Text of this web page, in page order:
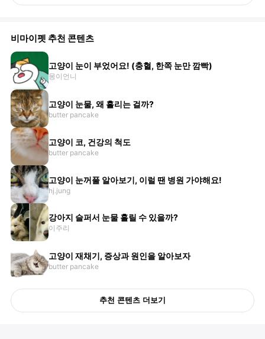
비마이펫 추천 콘텐츠
고양이 눈이 부었어요! (충혈, 한쪽 눈만 깜빡)
몽이언니
고양이 눈물, 왜 흘리는 걸까?
butter pancake
고양이 코, 건강의 척도
butter pancake
고양이 눈꺼풀 알아보기, 이럴 땐 병원 가야해요!
hj.jung
강아지 슬퍼서 눈물 흘릴 수 있을까?
이주리
고양이 재채기, 증상과 원인을 알아보자
butter pancake
추천 콘텐츠 더보기